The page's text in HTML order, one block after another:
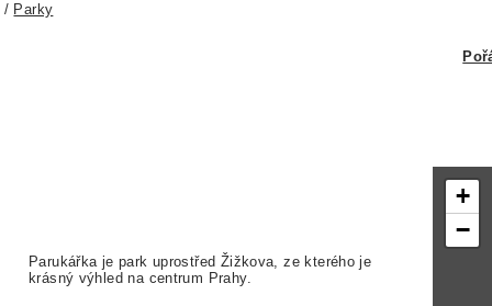
/ Parky
Parukářka je park uprostřed Žižkova, ze kterého je
krásný výhled na centrum Prahy.
+
−